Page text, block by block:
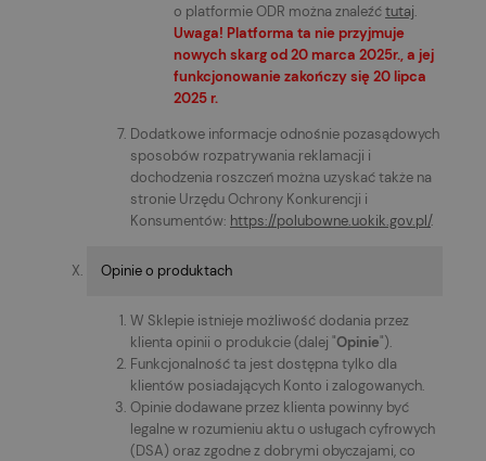
o platformie ODR można znaleźćtutaj.
Uwaga! Platforma ta nie przyjmuje
nowych skarg od 20 marca 2025r., a jej
funkcjonowanie zakończy się 20 lipca
2025 r.
Dodatkowe informacje odnośnie pozasądowych
sposobów rozpatrywania reklamacji i
dochodzenia roszczeń można uzyskać także na
stronie Urzędu Ochrony Konkurencji i
Konsumentów: https://polubowne.uokik.gov.pl/.
Opinie o produktach
W Sklepie istnieje możliwość dodania przez
klienta opinii o produkcie (dalej "Opinie").
Funkcjonalność ta jest dostępna tylko dla
klientów posiadających Konto i zalogowanych.
Opinie dodawane przez klienta powinny być
legalne w rozumieniu aktu o usługach cyfrowych
(DSA) oraz zgodne z dobrymi obyczajami, co